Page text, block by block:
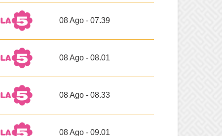
08 Ago - 07.39
08 Ago - 08.01
08 Ago - 08.33
08 Ago - 09.01